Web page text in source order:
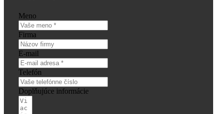
Meno
Firma
E-mail
Telefón
Doplňujúce informácie